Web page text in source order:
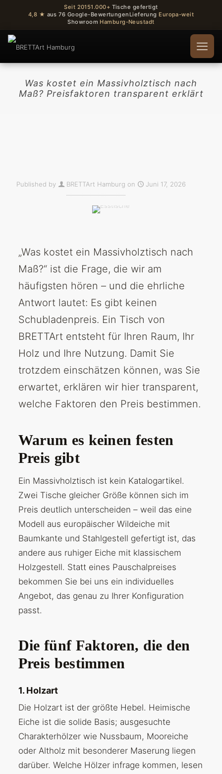
Seit 20151.000+ Tische gefertigt
4,8 ★ aus 76 Google-Bewertungen Lieferung Europa-weit
Showroom Hamburg-Neustadt
Was kostet ein Massivholztisch nach
Maß? Preisfaktoren transparent erklärt
Published by BRETTArt Hamburg on Juni 17, 2026
„Was kostet ein Massivholztisch nach
Maß?“ ist die Frage, die wir am
häufigsten hören – und die ehrliche
Antwort lautet: Es gibt keinen
Schubladenpreis. Ein Tisch von
BRETTArt entsteht für Ihren Raum, Ihr
Holz und Ihre Nutzung. Damit Sie
trotzdem einschätzen können, was Sie
erwartet, erklären wir hier transparent,
welche Faktoren den Preis bestimmen.
Warum es keinen festen
Preis gibt
Ein Massivholztisch ist kein Katalogartikel.
Zwei Tische gleicher Größe können sich im
Preis deutlich unterscheiden – weil das eine
Modell aus europäischer Wildeiche mit
Baumkante und Stahlgestell gefertigt ist, das
andere aus ruhiger Eiche mit klassischem
Holzgestell. Statt eines Pauschalpreises
bekommen Sie bei uns ein individuelles
Angebot, das genau zu Ihrer Konfiguration
passt.
Die fünf Faktoren, die den
Preis bestimmen
1. Holzart
Die Holzart ist der größte Hebel. Heimische
Eiche ist die solide Basis; ausgesuchte
Charakterhölzer wie Nussbaum, Mooreiche
oder Altholz mit besonderer Maserung liegen
darüber. Welche Hölzer infrage kommen, lesen